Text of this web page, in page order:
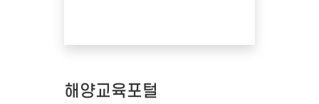
해양교육포털